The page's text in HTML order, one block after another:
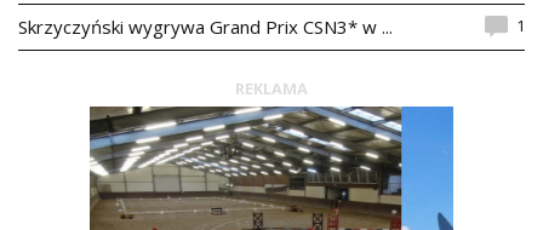
Skrzyczyński wygrywa Grand Prix CSN3* w ... 1
REKLAMA